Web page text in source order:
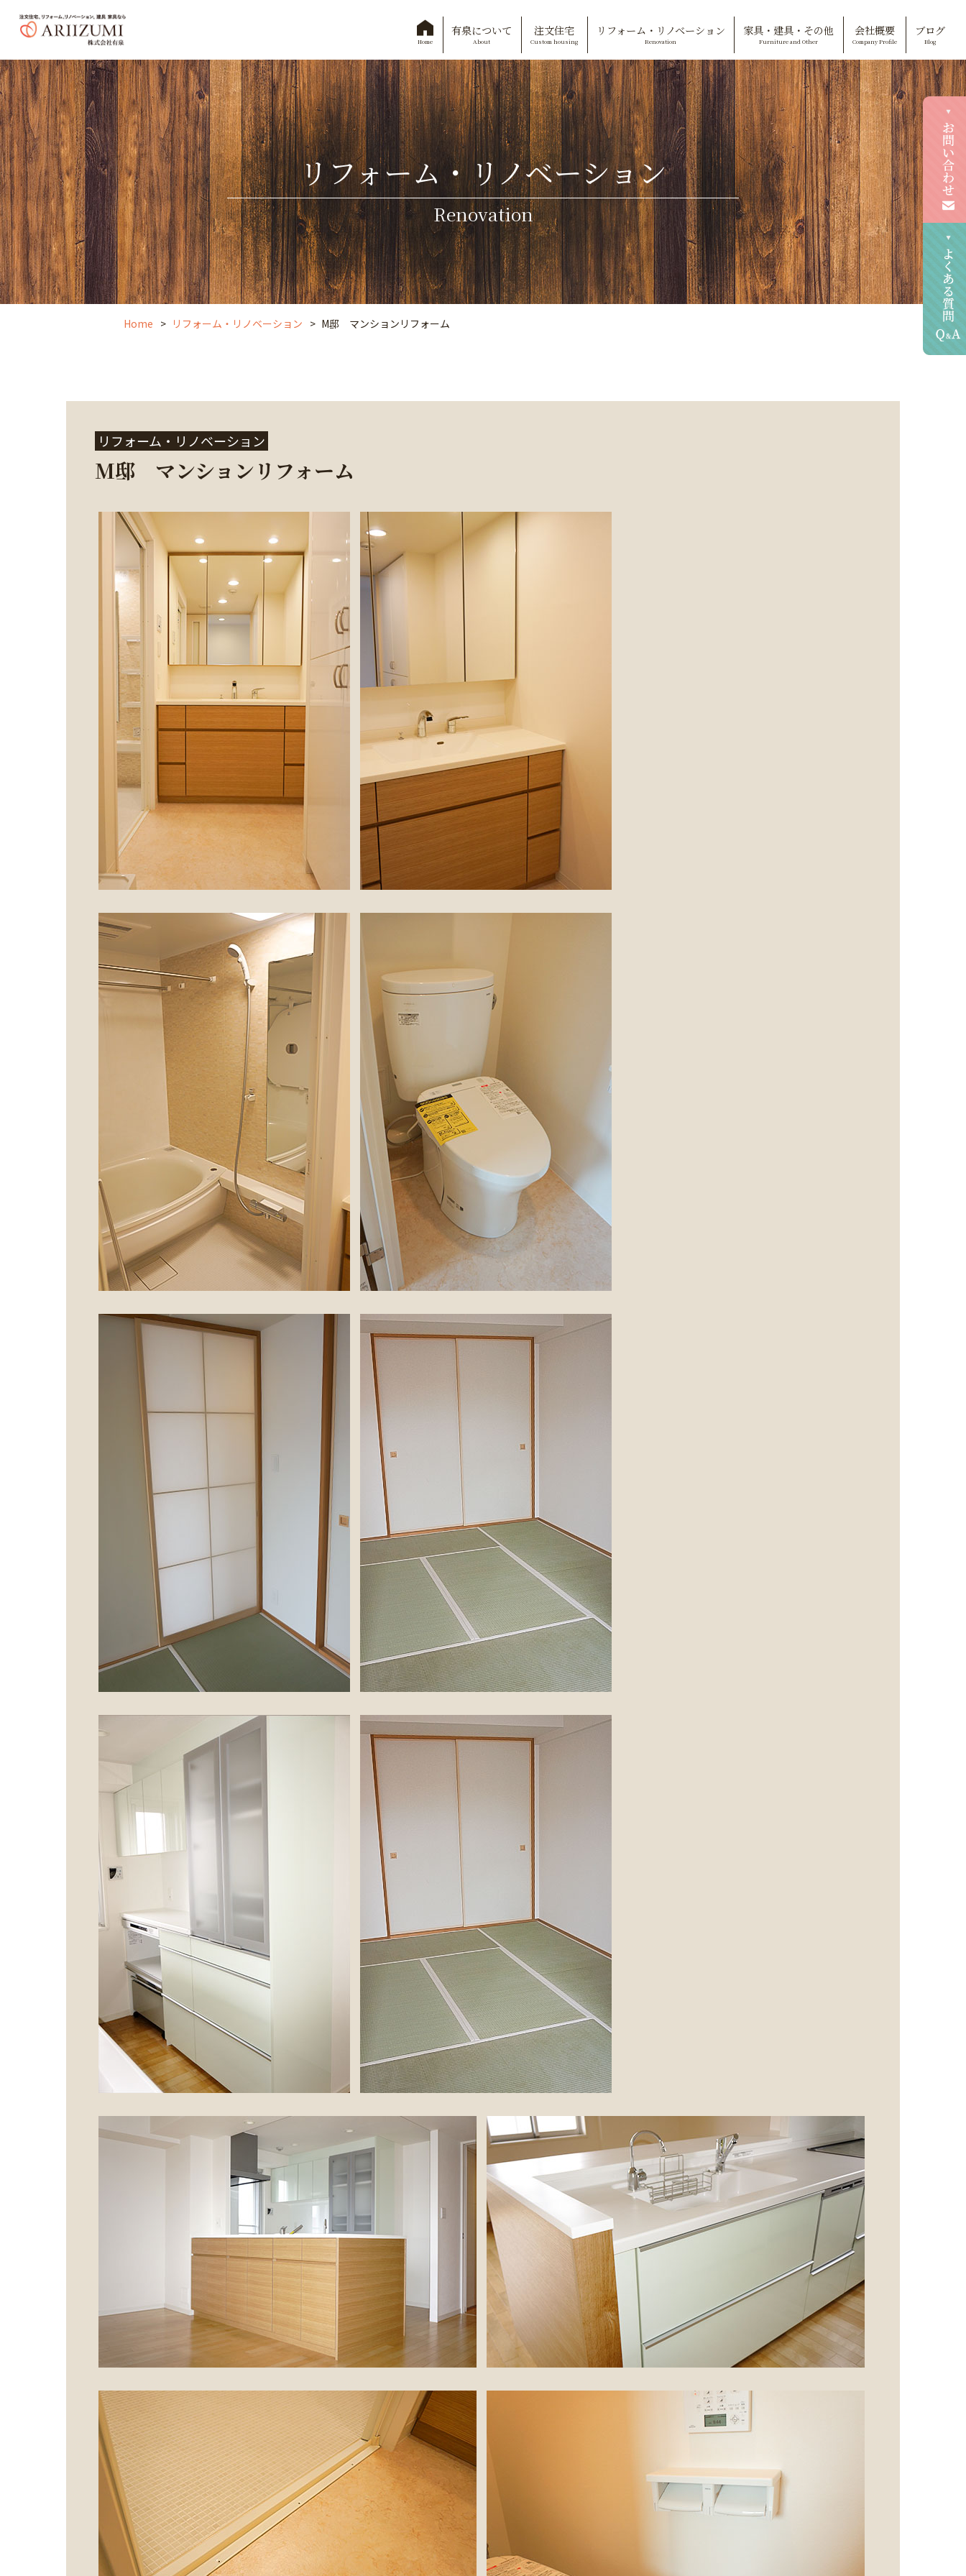
Home
有泉について
About
注文住宅
Custom housing
リフォーム・リノベーション
Renovation
家具・建具・その他
Furniture and Other
会社概要
Company Profile
ブログ
Blog
リフォーム・リノベーション
Renovation
Home リフォーム・リノベーション M邸 マンションリフォーム
リフォーム・リノベーション
M邸 マンションリフォーム